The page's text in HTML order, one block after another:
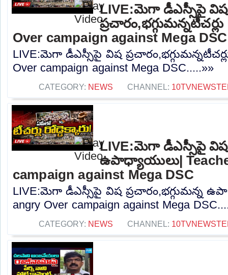
LIVE:మెగా డీఎస్సీపై విష
Over campaign against Mega DSC
LIVE:మెగా డీఎస్సీపై విష
Over campaign against Mega DSC.....»»
CATEGORY: NEWS CHANNEL:
LIVE:మెగా డీఎస్సీపై విష
ఉపాధ్యాయులు|
campaign against Mega DSC
LIVE:మెగా డీఎస్సీపై విష ప్రచారం,భగ్గుమన్న
angry Over campaign against Mega
CATEGORY: NEWS CHANNEL: